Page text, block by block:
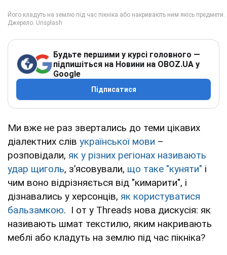
Будьте першими у курсі головного —
підпишіться на Новини на OBOZ.UA у
Google
Підписатися
Ми вже не раз звертались до теми цікавих
діалектних слів української мови –
розповідали, як у різних регіонах називають
удар щиголь, з’ясовували, що таке "куняти" і
чим воно відрізняється від "кимарити", і
дізнавались у херсонців, як користуватися
бальзамкою. І от у Threads нова дискусія: як
називають шмат текстилю, яким накривають
меблі або кладуть на землю під час пікніка?